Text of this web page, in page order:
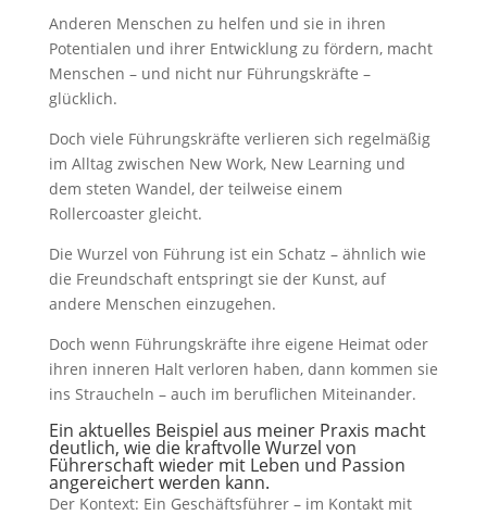
Anderen Menschen zu helfen und sie in ihren
Potentialen und ihrer Entwicklung zu fördern, macht
Menschen – und nicht nur Führungskräfte –
glücklich.
Doch viele Führungskräfte verlieren sich regelmäßig
im Alltag zwischen New Work, New Learning und
dem steten Wandel, der teilweise einem
Rollercoaster gleicht.
Die Wurzel von Führung ist ein Schatz – ähnlich wie
die Freundschaft entspringt sie der Kunst, auf
andere Menschen einzugehen.
Doch wenn Führungskräfte ihre eigene Heimat oder
ihren inneren Halt verloren haben, dann kommen sie
ins Straucheln – auch im beruflichen Miteinander.
Ein aktuelles Beispiel aus meiner Praxis macht
deutlich, wie die kraftvolle Wurzel von
Führerschaft wieder mit Leben und Passion
angereichert werden kann.
Der Kontext: Ein Geschäftsführer – im Kontakt mit